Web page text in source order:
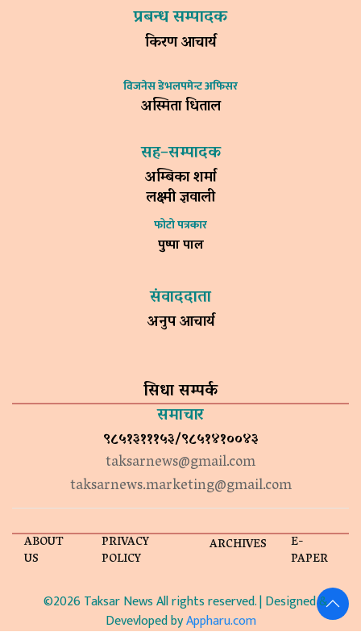
प्रबन्ध सम्पादक
किरण आचार्य
विजनेस डेभलपमेन्ट अफिसर
अस्मिता धिताल
सह–सम्पादक
अम्बिका शर्मा
लक्ष्मी ज्ञवाली
फोटो पत्रकार
पुष्पा पाल
संवाददाता
अनुप आचार्य
सिधा सम्पर्क
समाचार
९८५१३१११५३/९८५१४१००४३
taksarnews@gmail.com
taksarnews.marketing@gmail.com
ABOUT
US
PRIVACY
POLICY
ARCHIVES E-
PAPER
©2026 Taksar News All rights reserved. | Designed &
Devevloped byAppharu.com